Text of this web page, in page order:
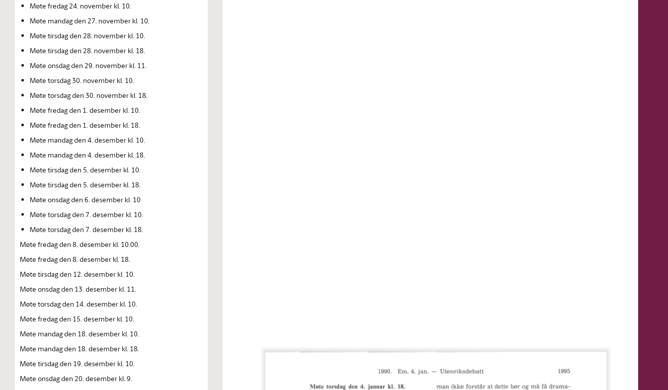
Møte fredag 24. november kl. 10.
Møte mandag den 27. november kl. 10.
Møte tirsdag den 28. november kl. 10.
Møte tirsdag den 28. november kl. 18.
Møte onsdag den 29. november kl. 11.
Møte torsdag 30. november kl. 10.
Møte torsdag den 30. november kl. 18.
Møte fredag den 1. desember kl. 10.
Møte fredag den 1. desember kl. 18.
Møte mandag den 4. desember kl. 10.
Møte mandag den 4. desember kl. 18.
Møte tirsdag den 5. desember kl. 10.
Møte tirsdag den 5. desember kl. 18.
Møte onsdag den 6. desember kl. 10
Møte torsdag den 7. desember kl. 10.
Møte torsdag den 7. desember kl. 18.
Møte fredag den 8. desember kl. 10.00.
Møte fredag den 8. desember kl. 18.
Møte tirsdag den 12. desember kl. 10.
Møte onsdag den 13. desember kl. 11.
Møte torsdag den 14. desember kl. 10.
Møte fredag den 15. desember kl. 10.
Møte mandag den 18. desember kl. 10.
Møte mandag den 18. desember kl. 18.
Møte tirsdag den 19. desember kl. 10.
Møte onsdag den 20. desember kl. 9.